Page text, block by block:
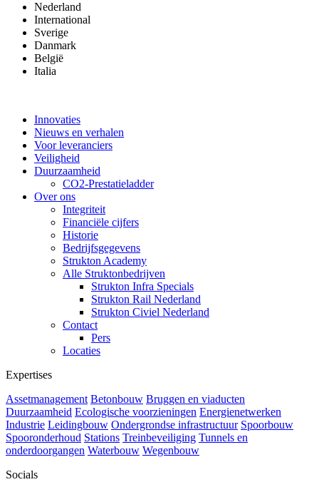
Nederland
International
Sverige
Danmark
België
Italia
Innovaties
Nieuws en verhalen
Voor leveranciers
Veiligheid
Duurzaamheid
CO2-Prestatieladder
Over ons
Integriteit
Financiële cijfers
Historie
Bedrijfsgegevens
Strukton Academy
Alle Struktonbedrijven
Strukton Infra Specials
Strukton Rail Nederland
Strukton Civiel Nederland
Contact
Pers
Locaties
Expertises
Assetmanagement Betonbouw Bruggen en viaducten
Duurzaamheid Ecologische voorzieningen Energienetwerken
Industrie Leidingbouw Ondergrondse infrastructuur Spoorbouw
Spooronderhoud Stations Treinbeveiliging Tunnels en
onderdoorgangen Waterbouw Wegenbouw
Socials